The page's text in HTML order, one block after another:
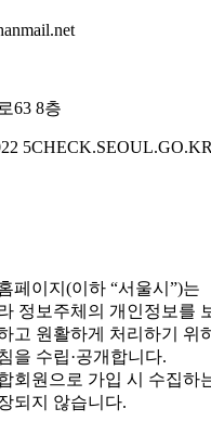
63 8층
페이지(이하 “서울시”)는
정보주체의 개인정보를
고 원활하게 처리하기 위
을 수립·공개합니다.
회원으로 가입 시 수집하
되지 않습니다.